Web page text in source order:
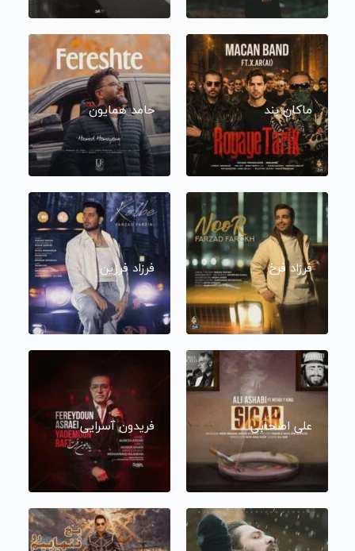
ماکان بند حامد همایون
فرزاد فرخ فرزاد فرزین
علی اصحابی فریدون آسرایی